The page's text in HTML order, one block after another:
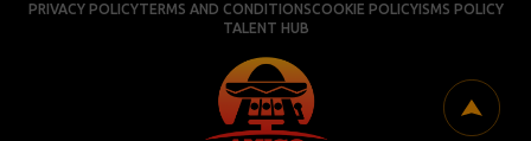
PRIVACY POLICYTERMS AND CONDITIONSCOOKIE POLICYISMS POLICY
TALENT HUB